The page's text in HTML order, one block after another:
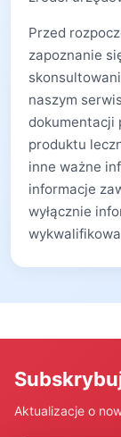
Przed
zapoznanie
naszym
dokumentacji
produktu
inne ważne
informacje
wyłącznie
Aktualizacje o